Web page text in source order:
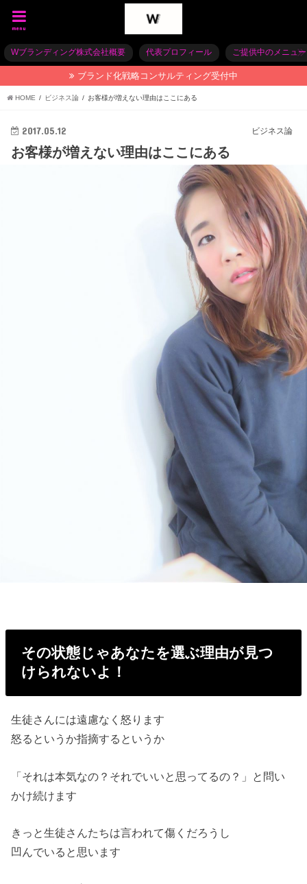
menu
Wブランディング株式会社概要 代表プロフィール ご提供中のメニュー
ブランド化戦略コンサルティング受付中
HOME ビジネス論 お客様が増えない理由はここにある
ビジネス論
2017.05.12
お客様が増えない理由はここにある
その状態じゃあなたを選ぶ理由が見つ
けられないよ！
生徒さんには遠慮なく怒ります
怒るというか指摘するというか
「それは本気なの？それでいいと思ってるの？」と問い
かけ続けます
きっと生徒さんたちは言われて傷くだろうし
凹んでいると思います